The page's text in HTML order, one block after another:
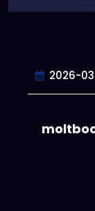
2026-